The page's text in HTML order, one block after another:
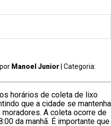
Manoel Junior | Categoria:
horários de coleta de lixo
que a cidade se mantenha
A coleta ocorre de
da manhã. É importante que